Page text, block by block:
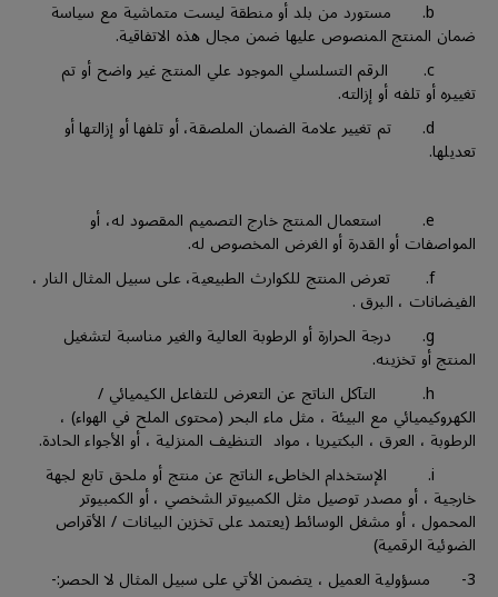
b. مستورد من بلد أو منطقة ليست متماشية مع سياسة
ضمان المنتج المنصوص عليها ضمن مجال هذه الاتفاقية.
c. الرقم التسلسلي الموجود علي المنتج غير واضح أو تم
تغييره أو تلفه أو إزالته.
d. تم تغيير علامة الضمان الملصقة، أو تلفها أو إزالتها أو
تعديلها.
e. استعمال المنتج خارج التصميم المقصود له، أو
المواصفات أو القدرة أو الغرض المخصوص له.
f. تعرض المنتج للكوارث الطبيعية، على سبيل المثال النار ،
الفيضانات ، البرق .
g. درجة الحرارة أو الرطوبة العالية والغير مناسبة لتشغيل
المنتج أو تخزينه.
h. التآكل الناتج عن التعرض للتفاعل الكيميائي /
الكهروكيميائي مع البيئة ، مثل ماء البحر (محتوى الملح في الهواء) ،
الرطوبة ، العرق ، البكتيريا ، مواد التنظيف المنزلية ، أو الأجواء الحادة.
i. الإستخدام الخاطىء الناتج عن منتج أو ملحق تابع لجهة
خارجية ، أو مصدر توصيل مثل الكمبيوتر الشخصي ، أو الكمبيوتر
المحمول ، أو مشغل الوسائط (يعتمد على تخزين البيانات / الأقراص
الضوئية الرقمية)
3- مسؤولية العميل ، يتضمن الأتي على سبيل المثال لا الحصر:-